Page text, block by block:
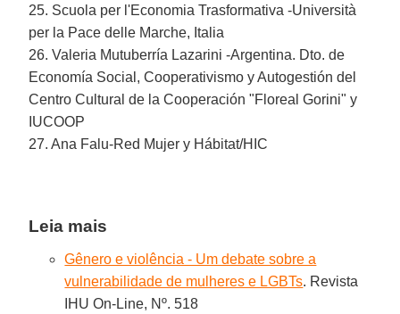
25. Scuola per l'Economia Trasformativa -Università
per la Pace delle Marche, Italia
26. Valeria Mutuberría Lazarini -Argentina. Dto. de
Economía Social, Cooperativismo y Autogestión del
Centro Cultural de la Cooperación "Floreal Gorini" y
IUCOOP
27. Ana Falu-Red Mujer y Hábitat/HIC
Leia mais
Gênero e violência - Um debate sobre a
vulnerabilidade de mulheres e LGBTs. Revista
IHU On-Line, Nº. 518